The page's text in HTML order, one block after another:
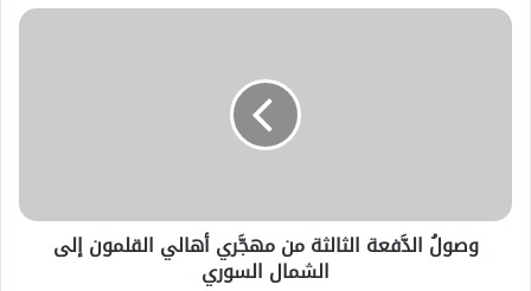
وصولُ الدَّفعة الثالثة من مهجَّري أهالي القلمون إلى
الشمال السوري